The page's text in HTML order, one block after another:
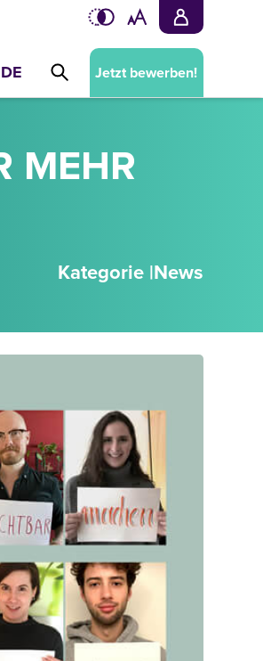
DE Jetzt bewerben!
MEHR
Kategorie |News